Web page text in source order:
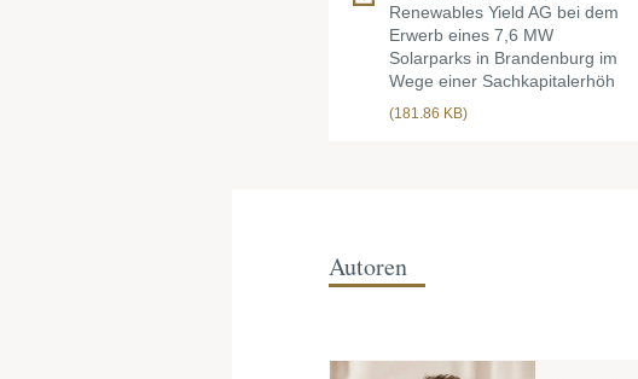
Renewables Yield AG bei dem
Erwerb eines 7,6 MW
Solarparks in Brandenburg im
Wege einer Sachkapitalerhöh
(181.86 KB)
Autoren